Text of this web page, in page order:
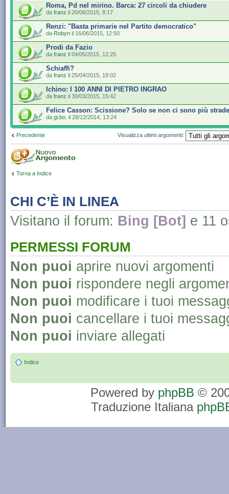
Roma, Pd nel mirino. Barca: 27 circoli da chiudere
da franz il 20/06/2015, 8:17
Renzi: "Basta primarie nel Partito democratico"
da Robyn il 16/06/2015, 12:50
Prodi da Fazio
da franz il 04/05/2015, 12:25
Schiaffi?
da franz il 25/04/2015, 18:02
Ichino: I 100 ANNI DI PIETRO INGRAO
da franz il 30/03/2015, 15:42
Felice Casson: Scissione? Solo se non ci sono più strade
da gi.bo. il 28/12/2014, 13:24
Precedente Visualizza ultimi argomenti:
Torna a Indice
CHI C’È IN LINEA
Visitano il forum: Bing [Bot] e 11
PERMESSI FORUM
Non puoi aprire nuovi argomenti
Non puoi rispondere negli
Non puoi modificare i tuoi
Non puoi cancellare i tuoi
Non puoi inviare allegati
Indice
Powered by phpBB ©
Traduzione Italiana